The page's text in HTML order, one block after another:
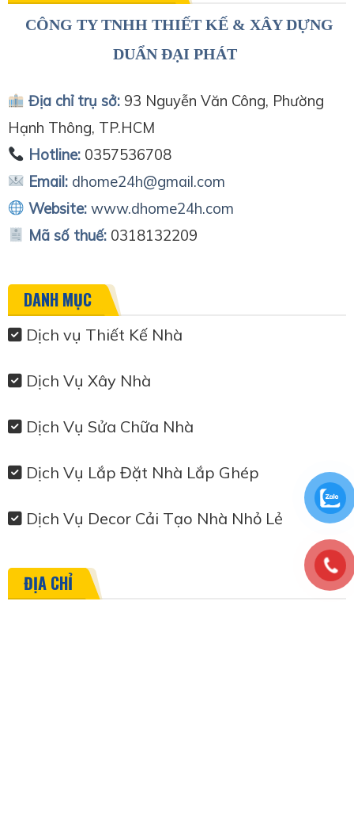
CÔNG TY TNHH THIẾT KẾ & XÂY DỰNG
DUẨN ĐẠI PHÁT
Địa chỉ trụ sở:93 Nguyễn Văn Công, Phường
Hạnh Thông, TP.HCM
Hotline:0357536708
Email: dhome24h@gmail.com
Website: www.dhome24h.com
Mã số thuế: 0318132209
DANH MỤC
Dịch vụ Thiết Kế Nhà
Dịch Vụ Xây Nhà
Dịch Vụ Sửa Chữa Nhà
Dịch Vụ Lắp Đặt Nhà Lắp Ghép
Dịch Vụ Decor Cải Tạo Nhà Nhỏ Lẻ
ĐỊA CHỈ